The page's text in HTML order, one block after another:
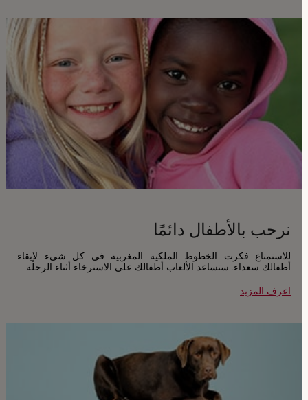
نرحب بالأطفال دائمًا
للاستمتاع فكرت الخطوط الملكية المغربية في كل شيء لإبقاء
أطفالك سعداء. ستساعد الألعاب أطفالك على الاسترخاء أثناء الرحلة
اعرف المزيد